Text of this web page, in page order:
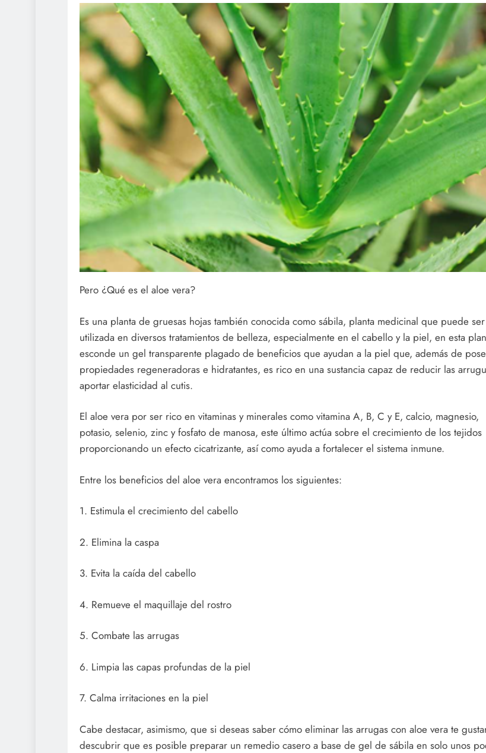
Pero ¿Qué es el aloe vera?
Es una planta de gruesas hojas también conocida como sábila, planta medicinal que puede ser
utilizada en diversos tratamientos de belleza, especialmente en el cabello y la piel, en esta
esconde un gel transparente plagado de beneficios que ayudan a la piel que, además de
propiedades regeneradoras e hidratantes, es rico en una sustancia capaz de reducir las
aportar elasticidad al cutis.
El aloe vera por ser rico en vitaminas y minerales como vitamina A, B, C y E, calcio, magnesio,
potasio, selenio, zinc y fosfato de manosa, este último actúa sobre el crecimiento de los tejidos
proporcionando un efecto cicatrizante, así como ayuda a fortalecer el sistema inmune.
Entre los beneficios del aloe vera encontramos los siguientes:
1. Estimula el crecimiento del cabello
2. Elimina la caspa
3. Evita la caída del cabello
4. Remueve el maquillaje del rostro
5. Combate las arrugas
6. Limpia las capas profundas de la piel
7. Calma irritaciones en la piel
Cabe destacar, asimismo, que si deseas saber cómo eliminar las arrugas con aloe vera te
descubrir que es posible preparar un remedio casero a base de gel de sábila en solo unos